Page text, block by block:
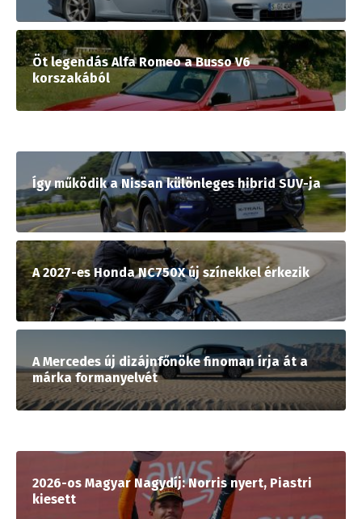
Öt legendás Alfa Romeo a Busso V6
korszakából
Így működik a Nissan különleges hibrid SUV-ja
A 2027-es Honda NC750X új színekkel érkezik
A Mercedes új dizájnfőnöke finoman írja át a
márka formanyelvét
2026-os Magyar Nagydíj: Norris nyert, Piastri
kiesett